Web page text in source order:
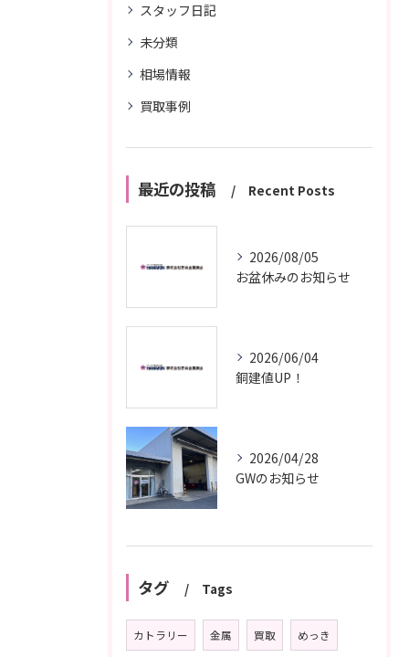
スタッフ日記
未分類
相場情報
買取事例
最近の投稿 Recent Posts
2026/08/05
お盆休みのお知らせ
2026/06/04
銅建値UP！
2026/04/28
GWのお知らせ
タグ Tags
カトラリー 金属 買取 めっき